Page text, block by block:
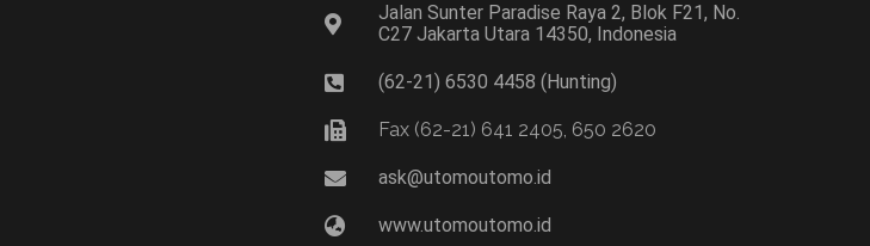
Jalan Sunter Paradise Raya 2, Blok F21, No.
C27 Jakarta Utara 14350, Indonesia
(62-21) 6530 4458 (Hunting)
Fax (62-21) 641 2405, 650 2620
ask@utomoutomo.id
www.utomoutomo.id